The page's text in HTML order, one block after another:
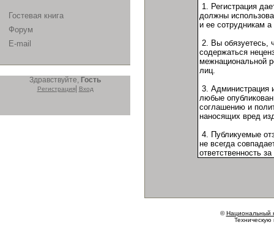
Гостевая книга
Форум
E-mail
Здравствуйте, Гость
Регистрация| Вход
©Национальный